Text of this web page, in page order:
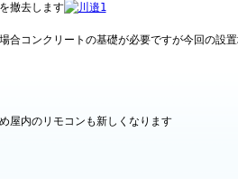
撤去します
合コンクリートの基礎が必要ですが今回の設
屋内のリモコンも新しくなります